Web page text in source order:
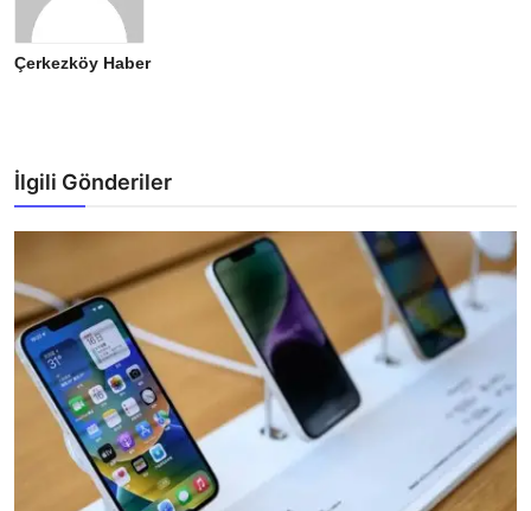
Çerkezköy Haber
İlgili Gönderiler